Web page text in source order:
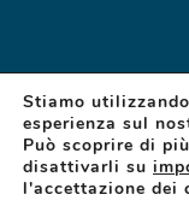
© Copyright
TeamDev|
Stiamo
esperienza sul
Può scoprire di
disattivarli su
l'accettazione dei